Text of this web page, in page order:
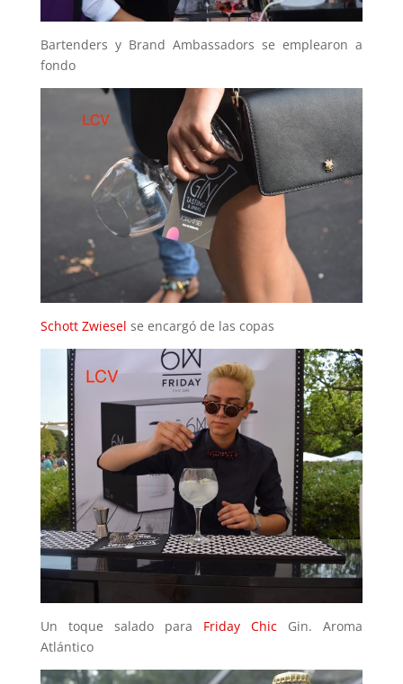
Bartenders y Brand Ambassadors se emplearon a
fondo
Schott Zwiesel se encargó de las copas
Un toque salado para Friday Chic Gin. Aroma
Atlántico